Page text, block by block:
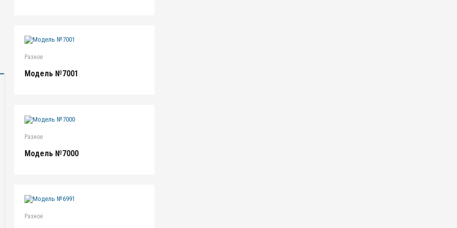
Разное
Модель №7001
Разное
Модель №7000
Разное